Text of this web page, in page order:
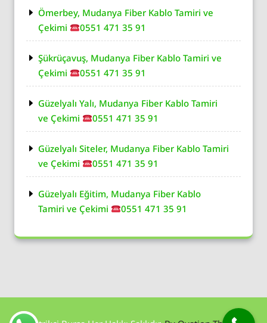
Ömerbey, Mudanya Fiber Kablo Tamiri ve
Çekimi
0551 471 35 91
Şükrüçavuş, Mudanya Fiber Kablo Tamiri ve
Çekimi
0551 471 35 91
Güzelyalı Yalı, Mudanya Fiber Kablo Tamiri
ve Çekimi
0551 471 35 91
Güzelyalı Siteler, Mudanya Fiber Kablo Tamiri
ve Çekimi
0551 471 35 91
Güzelyalı Eğitim, Mudanya Fiber Kablo
Tamiri ve Çekimi
0551 471 35 91